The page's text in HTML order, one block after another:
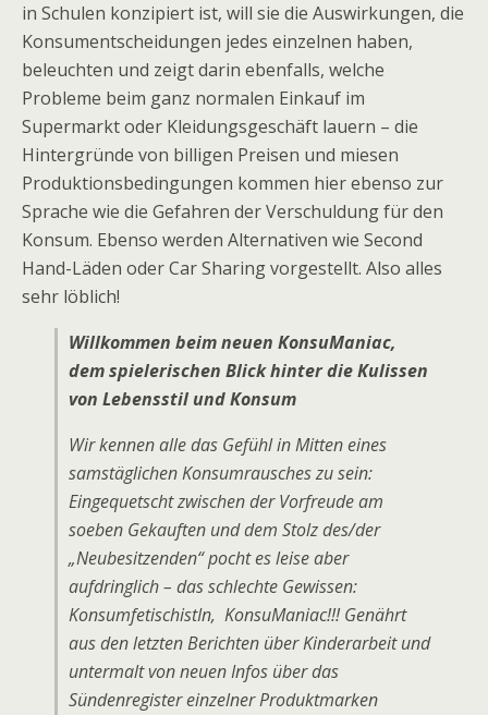
in Schulen konzipiert ist, will sie die Auswirkungen, die
Konsumentscheidungen jedes einzelnen haben,
beleuchten und zeigt darin ebenfalls, welche
Probleme beim ganz normalen Einkauf im
Supermarkt oder Kleidungsgeschäft lauern – die
Hintergründe von billigen Preisen und miesen
Produktionsbedingungen kommen hier ebenso zur
Sprache wie die Gefahren der Verschuldung für den
Konsum. Ebenso werden Alternativen wie Second
Hand-Läden oder Car Sharing vorgestellt. Also alles
sehr löblich!
Willkommen beim neuen KonsuManiac,
dem spielerischen Blick hinter die Kulissen
von Lebensstil und Konsum
Wir kennen alle das Gefühl in Mitten eines
samstäglichen Konsumrausches zu sein:
Eingequetscht zwischen der Vorfreude am
soeben Gekauften und dem Stolz des/der
„Neubesitzenden“ pocht es leise aber
aufdringlich – das schlechte Gewissen:
KonsumfetischistIn, KonsuManiac!!! Genährt
aus den letzten Berichten über Kinderarbeit und
untermalt von neuen Infos über das
Sündenregister einzelner Produktmarken